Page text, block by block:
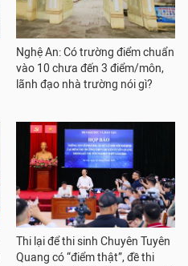
Nghệ An: Có trường điểm chuẩn
vào 10 chưa đến 3 điểm/môn,
lãnh đạo nhà trường nói gì?
Thi lại để thi sinh Chuyên Tuyên
Quang có “điểm thật”, đề thi